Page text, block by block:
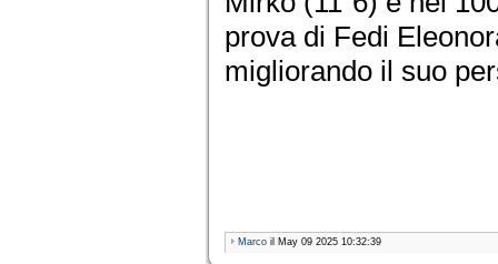
prova di Fedi
migliorando il suo
Marco il May 09 2025 10:32:39